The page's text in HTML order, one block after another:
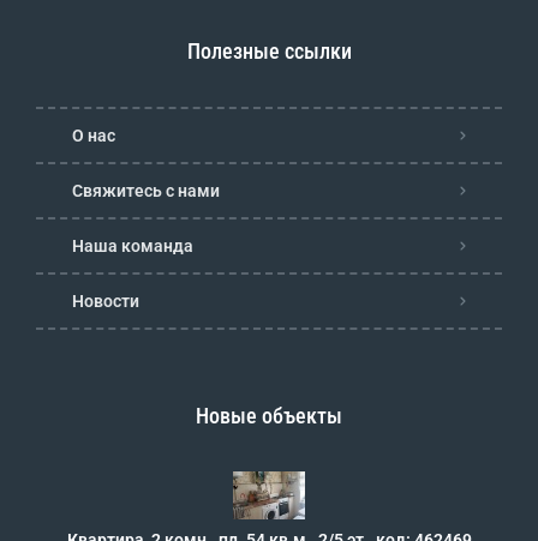
Полезные ссылки
О нас
Свяжитесь с нами
Наша команда
Новости
Новые объекты